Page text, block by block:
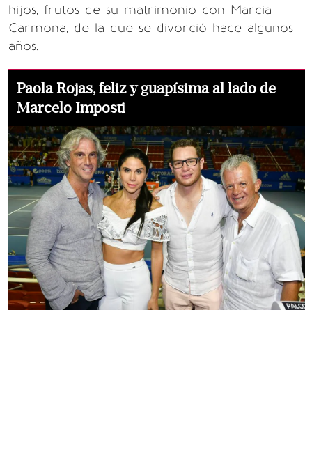
hijos, frutos de su matrimonio con Marcia
Carmona, de la que se divorció hace algunos
años.
Paola Rojas, feliz y guapísima al lado de
Marcelo Imposti